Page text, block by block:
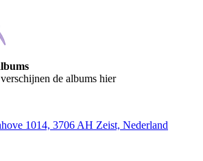
de albums hier
1014, 3706 AH Zeist, Nederland